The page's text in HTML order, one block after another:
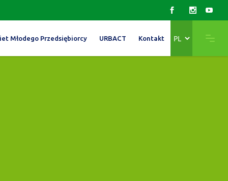
Młodego Przedsiębiorcy URBACT Kontakt
język